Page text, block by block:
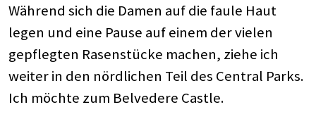
Während sich die Damen auf die faule Haut
legen und eine Pause auf einem der vielen
gepflegten Rasenstücke machen, ziehe ich
weiter in den nördlichen Teil des Central Parks.
Ich möchte zum Belvedere Castle.